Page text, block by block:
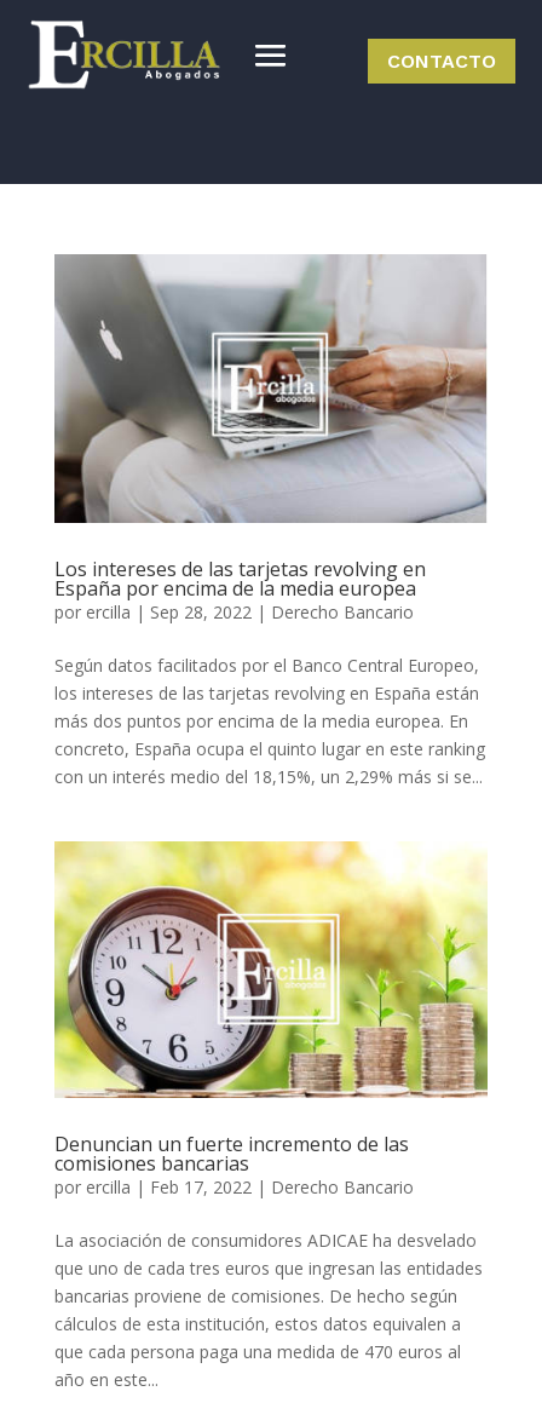
CONTACTO
Los intereses de las tarjetas revolving en
España por encima de la media europea
por ercilla | Sep 28, 2022| Derecho Bancario
Según datos facilitados por el Banco Central Europeo,
los intereses de las tarjetas revolving en España están
más dos puntos por encima de la media europea. En
concreto, España ocupa el quinto lugar en este ranking
con un interés medio del 18,15%, un 2,29% más si se...
Denuncian un fuerte incremento de las
comisiones bancarias
por ercilla | Feb 17, 2022 | Derecho Bancario
La asociación de consumidores ADICAE ha desvelado
que uno de cada tres euros que ingresan las entidades
bancarias proviene de comisiones. De hecho según
cálculos de esta institución, estos datos equivalen a
que cada persona paga una medida de 470 euros al
año en este...